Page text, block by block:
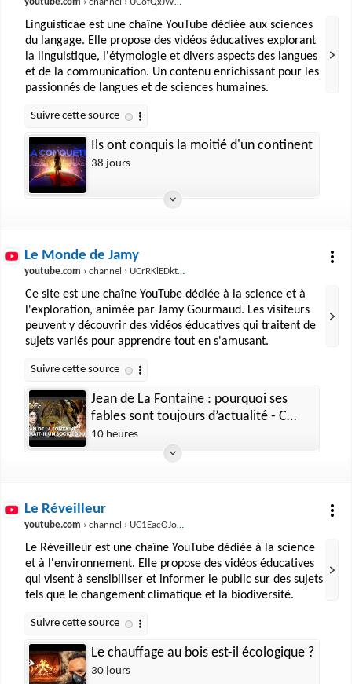
youtube.com › channel › UCofQxJWd4qkqc7ZgaLkZfcw
Linguisticae est une chaîne YouTube dédiée aux sciences
du langage. Elle propose des vidéos éducatives explorant
la linguistique, l'étymologie et divers aspects des langues
et de la communication. Un contenu enrichissant pour les
passionnés de langues et de sciences humaines.
Ils ont conquis la moitié d'un continent
38 jours
Le Monde de Jamy
youtube.com › channel › UCrRKlEDktKeraMTgAN_DIzw
Ce site est une chaîne YouTube dédiée à la science et à
l'exploration, animée par Jamy Gourmaud. Les visiteurs
peuvent y découvrir des vidéos éducatives qui traitent de
sujets variés pour apprendre tout en s'amusant.
Jean de La Fontaine : pourquoi ses
fables sont toujours d’actualité - C
Jamy
10 heures
Le Réveilleur
youtube.com › channel › UC1EacOJoqsKaYxaDomTCTEQ
Le Réveilleur est une chaîne YouTube dédiée à la science
et à l'environnement. Elle propose des vidéos éducatives
qui visent à sensibiliser et informer le public sur des sujets
tels que le changement climatique et la biodiversité.
Le chauffage au bois est-il écologique ?
30 jours